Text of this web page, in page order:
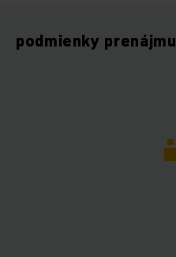
podmienky prenájmu